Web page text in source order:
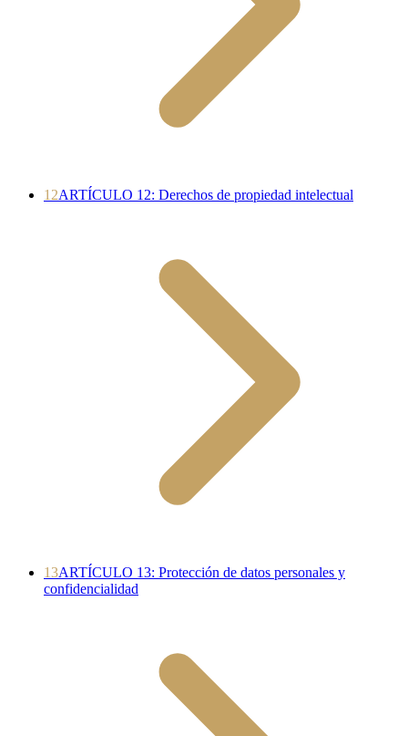
12ARTÍCULO 12: Derechos de propiedad intelectual
13ARTÍCULO 13: Protección de datos personales y
confidencialidad